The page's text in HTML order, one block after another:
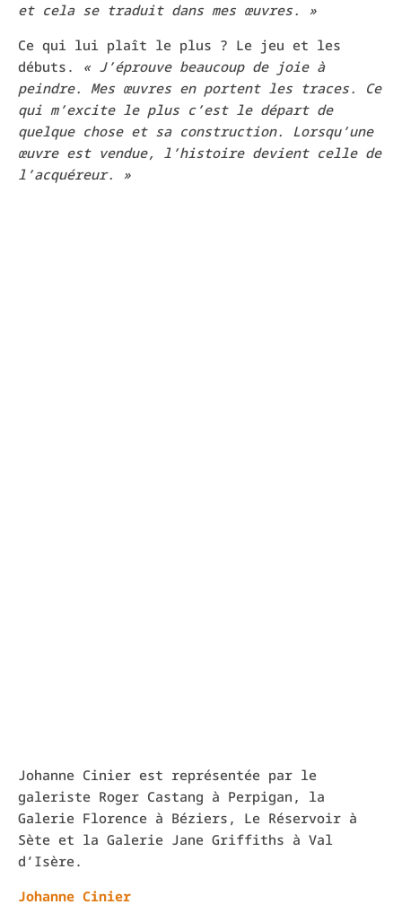
et cela se traduit dans mes œuvres. »
Ce qui lui plaît le plus ? Le jeu et les
débuts. « J’éprouve beaucoup de joie à
peindre. Mes œuvres en portent les traces. Ce
qui m’excite le plus c’est le départ de
quelque chose et sa construction. Lorsqu’une
œuvre est vendue, l’histoire devient celle de
l’acquéreur. »
Johanne Cinier est représentée par le
galeriste Roger Castang à Perpigan, la
Galerie Florence à Béziers, Le Réservoir à
Sète et la Galerie Jane Griffiths à Val
d’Isère.
Johanne Cinier